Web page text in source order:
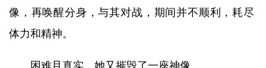
像，再唤醒分身，与其对战，期间并不顺利，耗尽
体力和精神。
困难且真实，她又摧毁了一座神像。